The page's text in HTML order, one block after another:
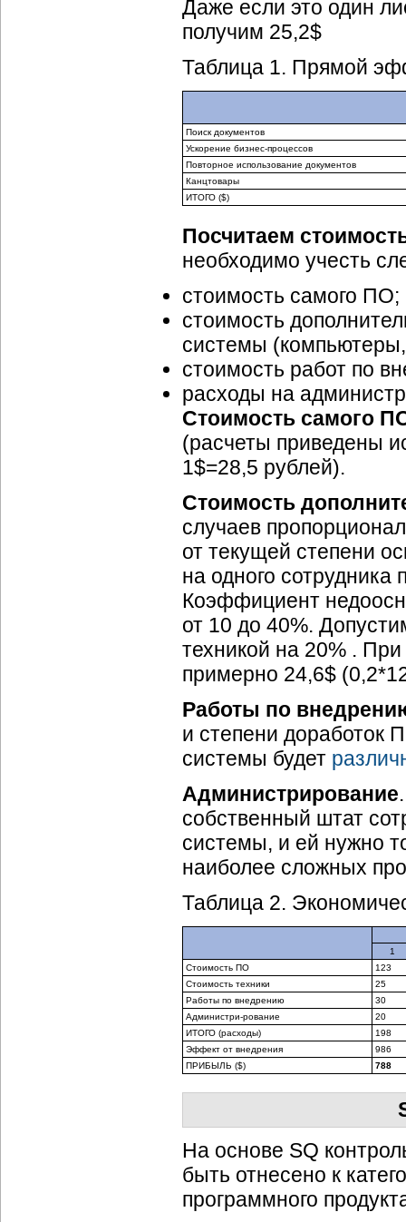
Даже если это один
получим 25,2$
Таблица 1. Прямой
Поиск документов
Ускорение бизнес-процессов
Повторное использование документов
Канцтовары
ИТОГО ($)
Посчитаем
необходимо учесть
стоимость самого ПО;
стоимость
системы
стоимость работ по
расходы на
Стоимость самого
(расчеты приведены
1$=28,5 рублей).
Стоимость
случаев
от текущей степени
на одного сотрудника
Коэффициент
от 10 до 40%.
техникой на 20% .
примерно 24,6$
Работы по
и степени доработок
системы будет
Администрирование
собственный штат
системы, и ей нужно
наиболее сложных
Таблица 2.
1
Стоимость ПО
123
Стоимость техники
25
Работы по внедрению
30
Администри-рование
20
ИТОГО (расходы)
198
Эффект от внедрения
986
ПРИБЫЛЬ ($)
788
На основе SQ
быть отнесено к
программного